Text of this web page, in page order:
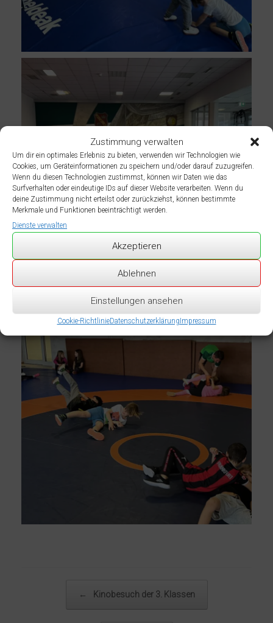
Zustimmung verwalten
Um dir ein optimales Erlebnis zu bieten, verwenden wir Technologien wie
Cookies, um Geräteinformationen zu speichern und/oder darauf zuzugreifen.
Wenn du diesen Technologien zustimmst, können wir Daten wie das
Surfverhalten oder eindeutige IDs auf dieser Website verarbeiten. Wenn du
deine Zustimmung nicht erteilst oder zurückziehst, können bestimmte
Merkmale und Funktionen beeinträchtigt werden.
Dienste verwalten
Akzeptieren
Ablehnen
Einstellungen ansehen
Cookie-RichtlinieDatenschutzerklärung Impressum
← Kinobesuch der 3. Klassen